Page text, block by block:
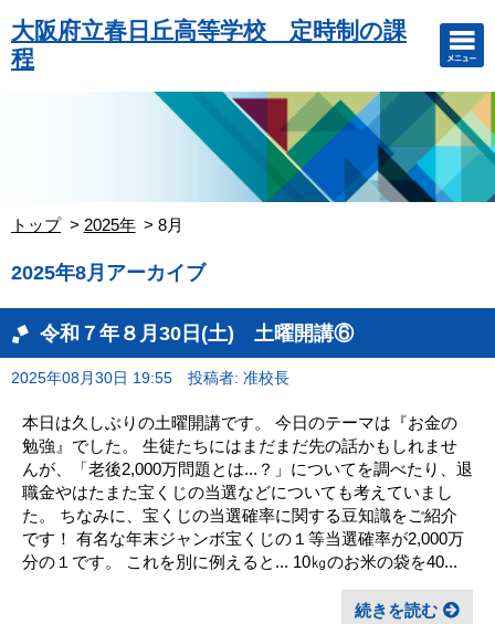
大阪府立春日丘高等学校 定時制の課
程
トップ 2025年 8月
2025年8月アーカイブ
令和７年８月30日(土) 土曜開講⑥
2025年08月30日 19:55 投稿者: 准校長
本日は久しぶりの土曜開講です。 今日のテーマは『お金の
勉強』でした。 生徒たちにはまだまだ先の話かもしれませ
んが、「老後2,000万問題とは...？」についてを調べたり、退
職金やはたまた宝くじの当選などについても考えていまし
た。 ちなみに、宝くじの当選確率に関する豆知識をご紹介
です！ 有名な年末ジャンボ宝くじの１等当選確率が2,000万
分の１です。 これを別に例えると... 10㎏のお米の袋を40...
続きを読む